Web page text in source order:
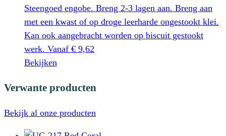
Deze
optie
kan
gekozen
de
Steengoed engobe. Breng 2-3 lagen aan. Breng aan
met een kwast of op droge leerharde ongestookt klei.
Kan ook aangebracht worden op biscuit gestookt
werk. Vanaf € 9,62
Bekijken
heeft
variaties.
Deze
Verwante producten
Bekijk al onze producten